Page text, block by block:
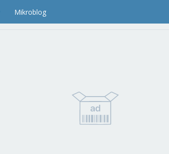
Mikroblog